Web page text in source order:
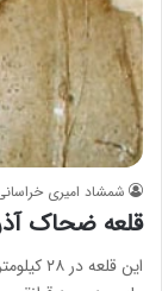
شمشاد امیری
قلعه ضحاک
اين